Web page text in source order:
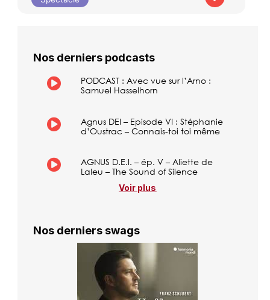
Nos derniers podcasts
PODCAST : Avec vue sur l’Arno :
Samuel Hasselhorn
Agnus DEI – Episode VI : Stéphanie
d’Oustrac – Connais-toi toi même
AGNUS D.E.I. – ép. V – Aliette de
Laleu – The Sound of Silence
Voir plus
Nos derniers swags